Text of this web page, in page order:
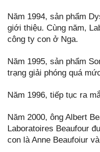
Năm 1994, sản phẩm
giới thiệu. Cùng năm,
công ty con ở Nga.
Năm 1995, sản phẩm
trạng giải phóng quá
Năm 1996, tiếp tục ra
Năm 2000, ông Albert
Laboratoires Beaufour
con là Anne Beaufoiur